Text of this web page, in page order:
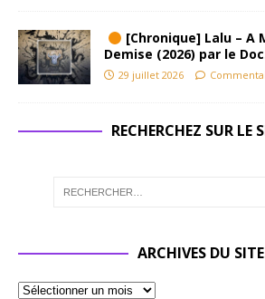
[Chronique] Lalu – A
Demise (2026) par le
29 juillet 2026
RECHERCHEZ SUR LE
ARCHIVES DU